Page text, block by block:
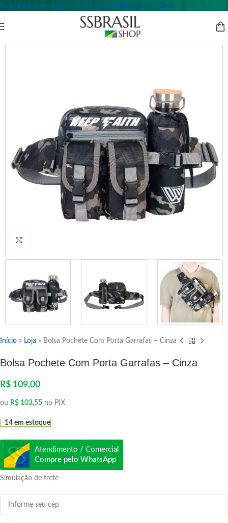
Pular para a navegação Pular para o conteúdo principal
Início » Loja » Bolsa Pochete Com Porta Garrafas – Cinza
Bolsa Pochete Com Porta Garrafas – Cinza
R$ 109,00
ou R$ 103,55 no PIX
14 em estoque
Atendimento / Comercial
Compre pelo WhatsApp
Simulação de frete